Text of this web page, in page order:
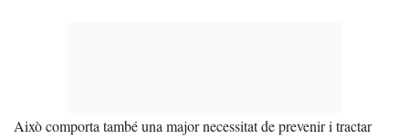
Això comporta també una major necessitat de prevenir i tractar